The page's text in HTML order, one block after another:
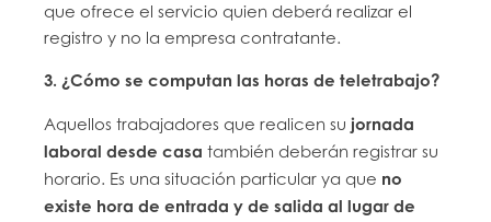
que ofrece el servicio quien deberá realizar el
registro y no la empresa contratante.
3. ¿Cómo se computan las horas de teletrabajo?
Aquellos trabajadores que realicen sujornada
laboral desde casatambién deberán registrar su
horario. Es una situación particular ya que no
existe hora de entrada y de salida al lugar de